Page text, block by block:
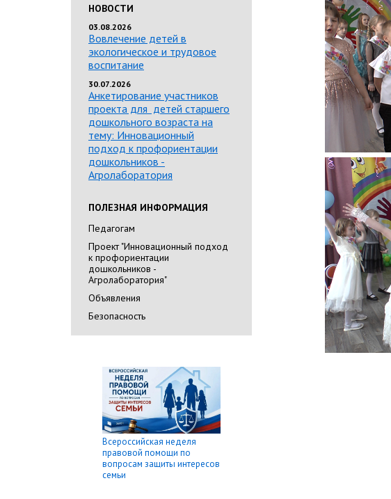
НОВОСТИ
03.08.2026
Вовлечение детей в
экологическое и трудовое
воспитание
30.07.2026
Анкетирование участников
проекта для детей старшего
дошкольного возраста на
тему: Инновационный
подход к профориентации
дошкольников -
Агролаборатория
ПОЛЕЗНАЯ ИНФОРМАЦИЯ
Педагогам
Проект "Инновационный подход
к профориентации
дошкольников -
Агролаборатория"
Объявления
Безопасность
Всероссийская неделя
правовой помощи по
вопросам защиты интересов
семьи